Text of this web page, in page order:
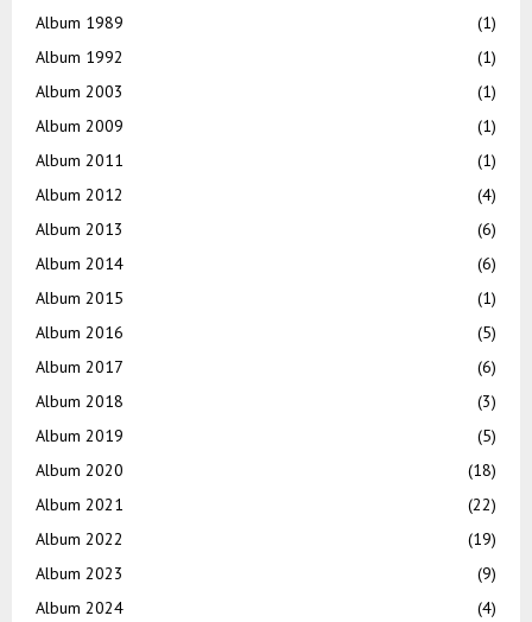
Album 1989
(1)
Album 1992
(1)
Album 2003
(1)
Album 2009
(1)
Album 2011
(1)
Album 2012
(4)
Album 2013
(6)
Album 2014
(6)
Album 2015
(1)
Album 2016
(5)
Album 2017
(6)
Album 2018
(3)
Album 2019
(5)
Album 2020
(18)
Album 2021
(22)
Album 2022
(19)
Album 2023
(9)
Album 2024
(4)